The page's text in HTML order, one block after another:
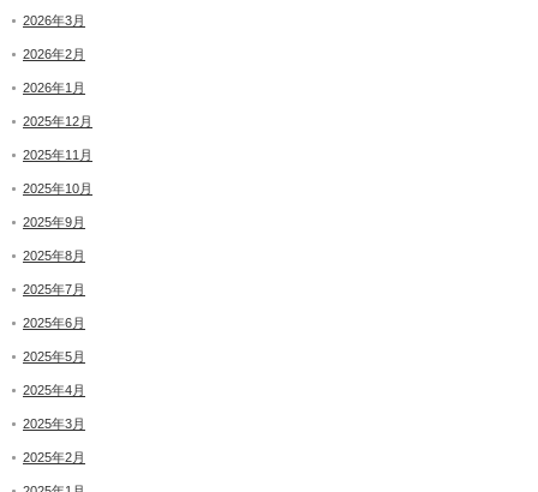
2026年3月
2026年2月
2026年1月
2025年12月
2025年11月
2025年10月
2025年9月
2025年8月
2025年7月
2025年6月
2025年5月
2025年4月
2025年3月
2025年2月